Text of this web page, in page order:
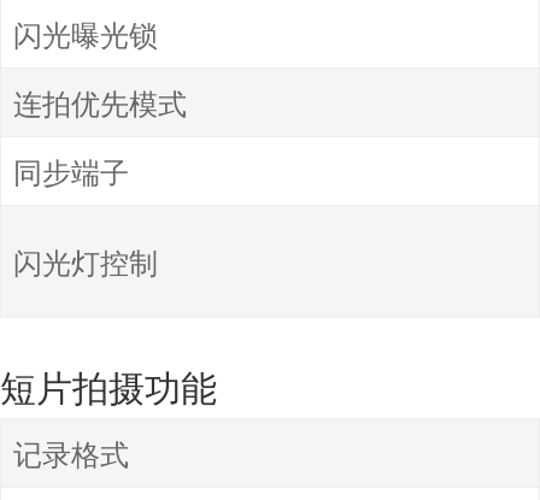
闪光曝光锁
连拍优先模式
同步端子
闪光灯控制
短片拍摄功能
记录格式